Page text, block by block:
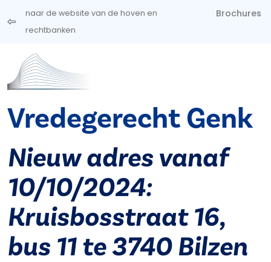
Overslaan en naar de inhoud gaan
naar de website van de hoven en
rechtbanken
Brochures
Vredegerecht Genk
Nieuw adres vanaf
10/10/2024:
Kruisbosstraat 16,
bus 11 te 3740 Bilzen